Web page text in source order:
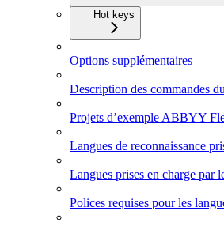
Hot keys
Options supplémentaires
Description des commandes
Projets d’exemple ABBYY
Langues de reconnaissance
Langues prises en charge par
Polices requises pour les